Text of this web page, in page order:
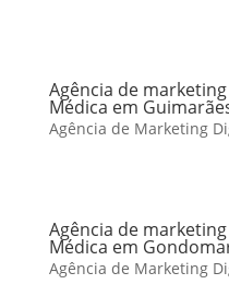
Agência de
Médica em
Agência de Marketing
Agência de
Médica em
Agência de Marketing